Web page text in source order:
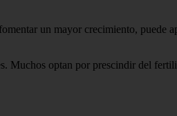
un mayor crecimiento, puede
Muchos optan por prescindir del